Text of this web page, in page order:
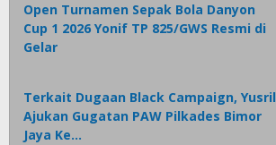
Open Turnamen Sepak Bola Danyon
Cup 1 2026 Yonif TP 825/GWS Resmi di
Gelar
Terkait Dugaan Black Campaign, Yusril
Ajukan Gugatan PAW Pilkades Bimor
Jaya Ke…